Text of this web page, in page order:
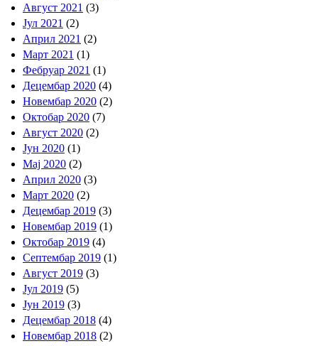
Август 2021 (3)
Јул 2021 (2)
Април 2021 (2)
Март 2021 (1)
Фебруар 2021 (1)
Децембар 2020 (4)
Новембар 2020 (2)
Октобар 2020 (7)
Август 2020 (2)
Јун 2020 (1)
Мај 2020 (2)
Април 2020 (3)
Март 2020 (2)
Децембар 2019 (3)
Новембар 2019 (1)
Октобар 2019 (4)
Септембар 2019 (1)
Август 2019 (3)
Јул 2019 (5)
Јун 2019 (3)
Децембар 2018 (4)
Новембар 2018 (2)